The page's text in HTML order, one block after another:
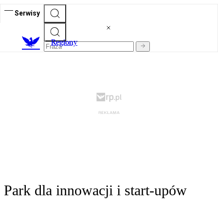
Serwisy
Regiony
Park dla innowacji i start-upów